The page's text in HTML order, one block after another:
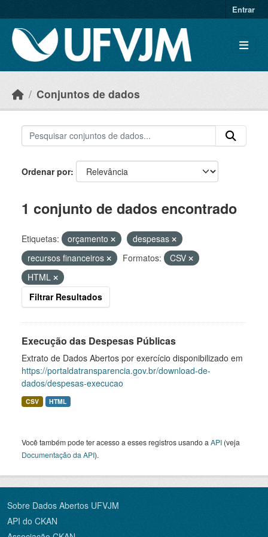
Entrar
Conjuntos de dados
Ordenar por
1 conjunto de dados encontrado
Etiquetas: orçamento
despesas
recursos financeiros
Formatos:
CSV
HTML
Filtrar Resultados
Execução das Despesas Públicas
Extrato de Dados Abertos por exercício disponibilizado em
https://portaldatransparencia.gov.br/download-de-
dados/despesas-execucao
CSV HTML
Você também pode ter acesso a esses registros usando a API (veja
Documentação da API).
Sobre Dados Abertos UFVJM
API do CKAN